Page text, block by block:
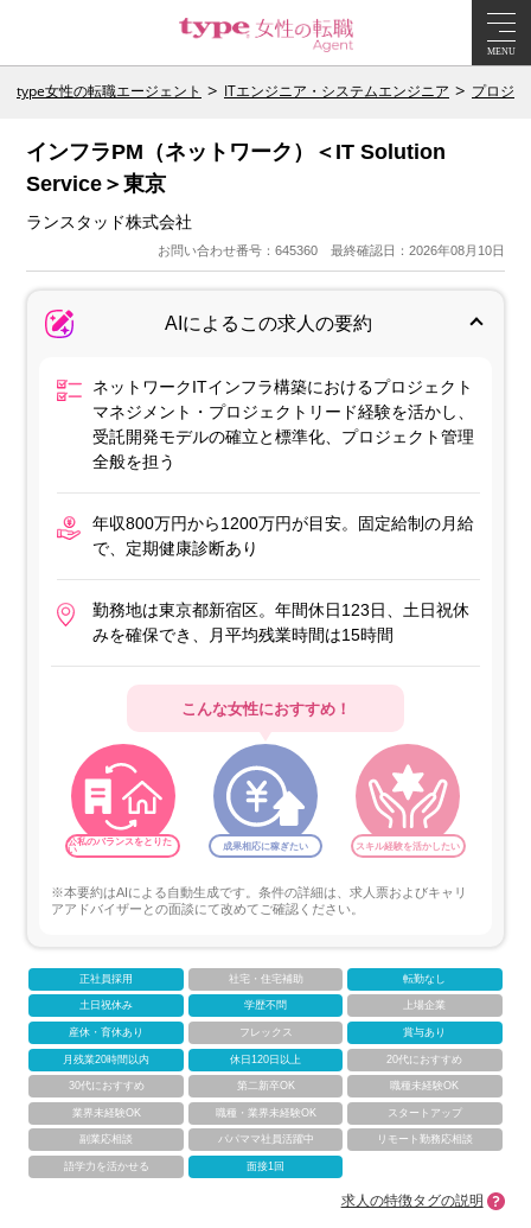
MENU
type女性の転職エージェント ITエンジニア・システムエンジニア プロジ
インフラPM（ネットワーク）＜IT Solution
Service＞東京
ランスタッド株式会社
お問い合わせ番号：645360 最終確認日：2026年08月10日
AIによるこの求人の要約
ネットワークITインフラ構築におけるプロジェクト
マネジメント・プロジェクトリード経験を活かし、
受託開発モデルの確立と標準化、プロジェクト管理
全般を担う
年収800万円から1200万円が目安。固定給制の月給
で、定期健康診断あり
勤務地は東京都新宿区。年間休日123日、土日祝休
みを確保でき、月平均残業時間は15時間
こんな女性におすすめ！
公私のバランスをとりた
い 成果相応に稼ぎたい スキル経験を活かしたい
※本要約はAIによる自動生成です。条件の詳細は、求人票およびキャリ
アアドバイザーとの面談にて改めてご確認ください。
正社員採用 社宅・住宅補助 転勤なし
土日祝休み 学歴不問 上場企業
産休・育休あり フレックス 賞与あり
月残業20時間以内 休日120日以上 20代におすすめ
30代におすすめ 第二新卒OK 職種未経験OK
業界未経験OK 職種・業界未経験OK スタートアップ
副業応相談 パパママ社員活躍中 リモート勤務応相談
語学力を活かせる 面接1回
求人の特徴タグの説明